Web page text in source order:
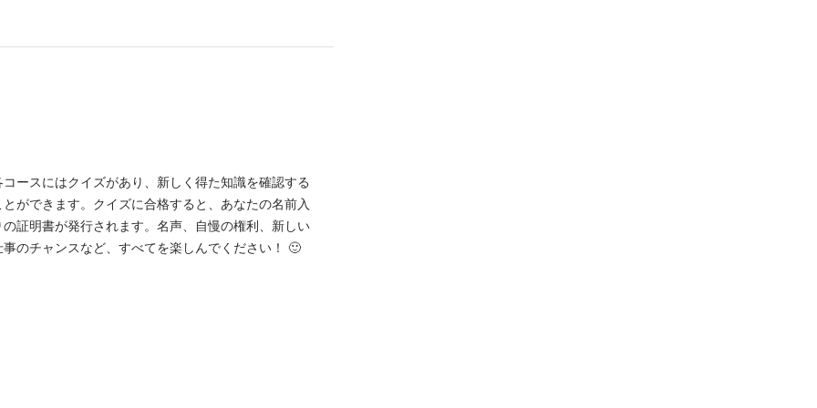
コースにはクイズがあり、新しく得た知識を確認する
とができます。クイズに合格すると、あなたの名前入
の証明書が発行されます。名声、自慢の権利、新しい
事のチャンスなど、すべてを楽しんでください！ 🙂